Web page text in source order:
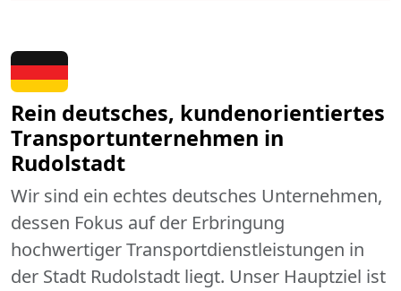
Rein deutsches, kundenorientiertes
Transportunternehmen in
Rudolstadt
Wir sind ein echtes deutsches Unternehmen,
dessen Fokus auf der Erbringung
hochwertiger Transportdienstleistungen in
der Stadt Rudolstadt liegt. Unser Hauptziel ist